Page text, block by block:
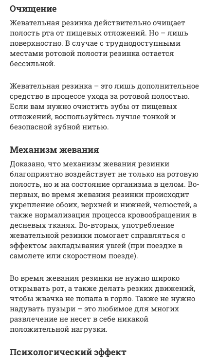
Очищение
Жевательная резинка действительно очищает
полость рта от пищевых отложений. Но – лишь
поверхностно. В случае с труднодоступными
местами ротовой полости резинка остается
бессильной.
Жевательная резинка – это лишь дополнительное
средство в процессе ухода за ротовой полостью.
Если вам нужно очистить зубы от пищевых
отложений, воспользуйтесь лучше тонкой и
безопасной зубной нитью.
Механизм жевания
Доказано, что механизм жевания резинки
благоприятно воздействует не только на ротовую
полость, но и на состояние организма в целом. Во-
первых, во время жевания резинки происходит
укрепление обоих, верхней и нижней, челюстей, а
также нормализация процесса кровообращения в
десневых тканях. Во-вторых, употребление
жевательной резинки помогает справляться с
эффектом закладывания ушей (при поездке в
самолете или скоростном поезде).
Во время жевания резинки не нужно широко
открывать рот, а также делать резких движений,
чтобы жвачка не попала в горло. Также не нужно
надувать пузыри – это любимое для многих
развлечение не несет в себе никакой
положительной нагрузки.
Психологический эффект